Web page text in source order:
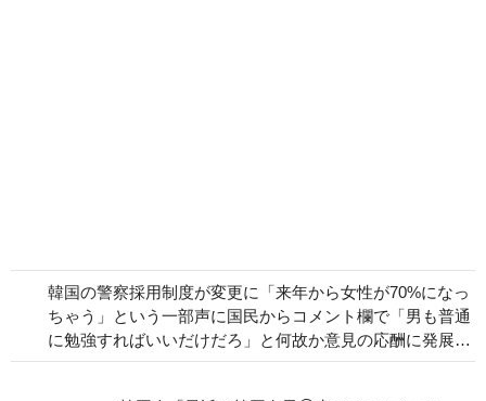
韓国の警察採用制度が変更に「来年から女性が70%になっ
ちゃう」という一部声に国民からコメント欄で「男も普通
に勉強すればいいだけだろ」と何故か意見の応酬に発展…